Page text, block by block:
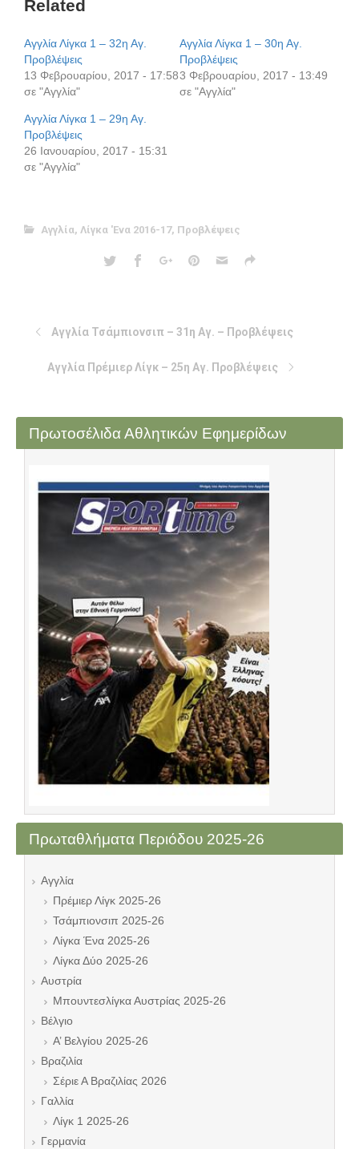
Related
Αγγλία Λίγκα 1 – 32η Αγ.
Προβλέψεις
13 Φεβρουαρίου, 2017 - 17:58
σε "Αγγλία"
Αγγλία Λίγκα 1 – 30η Αγ.
Προβλέψεις
3 Φεβρουαρίου, 2017 - 13:49
σε "Αγγλία"
Αγγλία Λίγκα 1 – 29η Αγ.
Προβλέψεις
26 Ιανουαρίου, 2017 - 15:31
σε "Αγγλία"
Αγγλία, Λίγκα 'Ενα 2016-17, Προβλέψεις
Αγγλία Τσάμπιονσιπ – 31η Αγ. – Προβλέψεις
Αγγλία Πρέμιερ Λίγκ – 25η Αγ. Προβλέψεις
Πρωτοσέλιδα Αθλητικών Εφημερίδων
Πρωταθλήματα Περιόδου 2025-26
Αγγλία
Πρέμιερ Λίγκ 2025-26
Τσάμπιονσιπ 2025-26
Λίγκα Ένα 2025-26
Λίγκα Δύο 2025-26
Αυστρία
Μπουντεσλίγκα Αυστρίας 2025-26
Βέλγιο
Α’ Βελγίου 2025-26
Βραζιλία
Σέριε Α Βραζιλίας 2026
Γαλλία
Λίγκ 1 2025-26
Γερμανία